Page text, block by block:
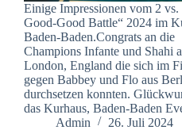
Einige Impressionen vom 2 vs.
Good-Good Battle“ 2024 im
Baden-Baden.Congrats an die
Champions Infante und Shahi
London, England die sich im
gegen Babbey und Flo aus
durchsetzen konnten.
das Kurhaus, Baden-Baden
Admin
26. Juli 2024